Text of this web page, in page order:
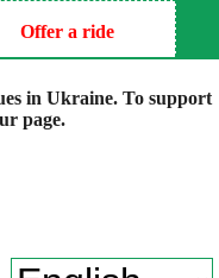
Offer a ride
in Ukraine. To support
page.